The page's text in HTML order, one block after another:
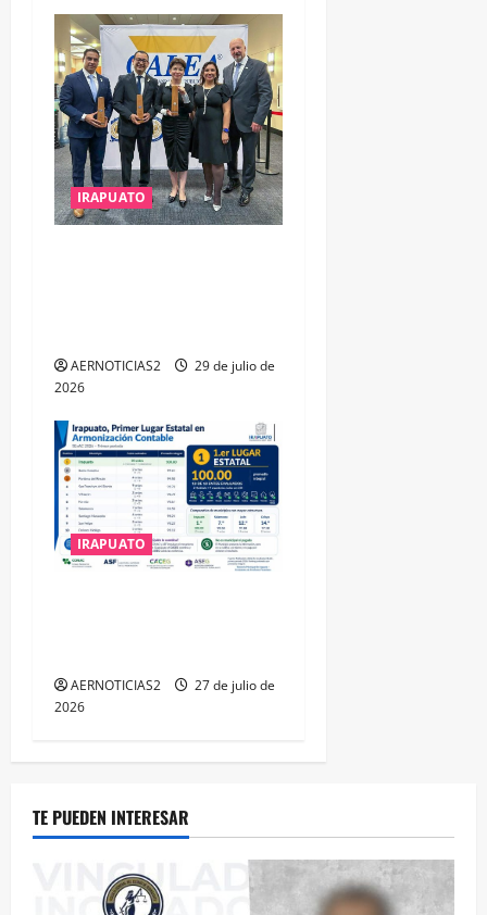
IRAPUATO
AERNOTICIAS2
29 de julio de
2026
IRAPUATO
AERNOTICIAS2
27 de julio de
2026
TE PUEDEN INTERESAR